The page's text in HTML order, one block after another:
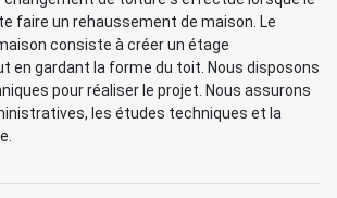
faire un rehaussement de maison. Le
consiste à créer un étage
en gardant la forme du toit. Nous disposons
pour réaliser le projet. Nous assurons
les études techniques et la